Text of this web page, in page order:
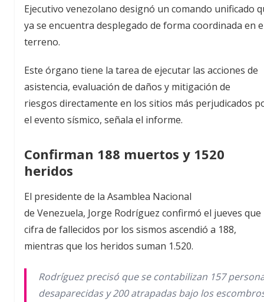
Ejecutivo venezolano designó un comando unificado
ya se encuentra desplegado de forma coordinada en
terreno.
Este órgano tiene la tarea de ejecutar las acciones de
asistencia, evaluación de daños y mitigación de
riesgos directamente en los sitios más perjudicados
el evento sísmico, señala el informe.
Confirman 188 muertos y 1520
heridos
El presidente de la Asamblea Nacional
de Venezuela, Jorge Rodríguez confirmó el jueves que
cifra de fallecidos por los sismos ascendió a 188,
mientras que los heridos suman 1.520.
Rodríguez precisó que se contabilizan 157
desaparecidas y 200 atrapadas bajo los